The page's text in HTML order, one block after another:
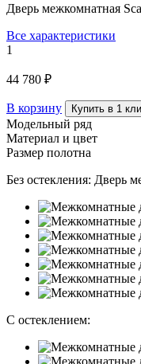
Дверь межкомнатная
Все характеристики
1
44 780 ₽
В корзину Купить в 1
Модельный ряд
Материал и цвет
Размер полотна
Без остекления: Дверь
С остеклением: